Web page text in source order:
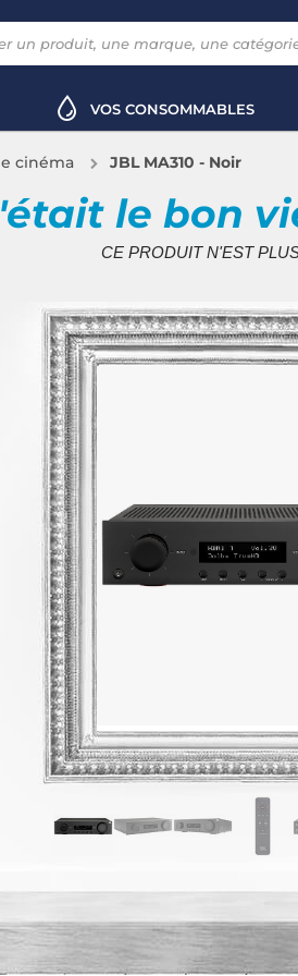
VOS CONSOMMABLES
cinéma JBL MA310 - Noir
le bon
CE PRODUIT N'EST